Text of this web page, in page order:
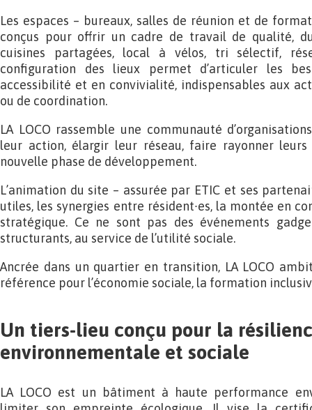
Les espaces – bureaux, salles de réunion et de
conçus pour offrir un cadre de travail de qualité,
cuisines partagées, local à vélos, tri sélectif,
configuration des lieux permet d’articuler les
accessibilité et en convivialité, indispensables aux
ou de coordination.
LA LOCO rassemble une communauté
leur action, élargir leur réseau, faire rayonner
nouvelle phase de développement.
L’animation du site – assurée par ETIC et ses
utiles, les synergies entre résident∙es, la montée en
stratégique. Ce ne sont pas des événements
structurants, au service de l’utilité sociale.
Ancrée dans un quartier en transition, LA LOCO
référence pour l’économie sociale, la formation
Un tiers-lieu conçu pour la
environnementale et sociale
LA LOCO est un bâtiment à haute performance